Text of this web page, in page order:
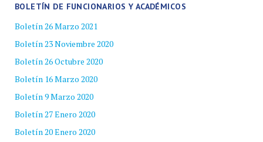
BOLETÍN DE FUNCIONARIOS Y ACADÉMICOS
Boletín 26 Marzo 2021
Boletín 23 Noviembre 2020
Boletín 26 Octubre 2020
Boletín 16 Marzo 2020
Boletín 9 Marzo 2020
Boletín 27 Enero 2020
Boletín 20 Enero 2020